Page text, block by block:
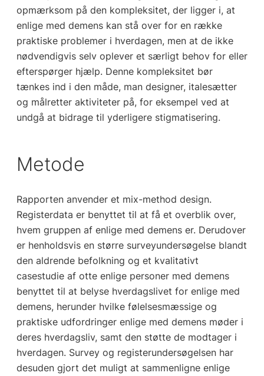
opmærksom på den kompleksitet, der ligger i, at
enlige med demens kan stå over for en række
praktiske problemer i hverdagen, men at de ikke
nødvendigvis selv oplever et særligt behov for eller
efterspørger hjælp. Denne kompleksitet bør
tænkes ind i den måde, man designer, italesætter
og målretter aktiviteter på, for eksempel ved at
undgå at bidrage til yderligere stigmatisering.
Metode
Rapporten anvender et mix-method design.
Registerdata er benyttet til at få et overblik over,
hvem gruppen af enlige med demens er. Derudover
er henholdsvis en større surveyundersøgelse blandt
den aldrende befolkning og et kvalitativt
casestudie af otte enlige personer med demens
benyttet til at belyse hverdagslivet for enlige med
demens, herunder hvilke følelsesmæssige og
praktiske udfordringer enlige med demens møder i
deres hverdagsliv, samt den støtte de modtager i
hverdagen. Survey og registerundersøgelsen har
desuden gjort det muligt at sammenligne enlige